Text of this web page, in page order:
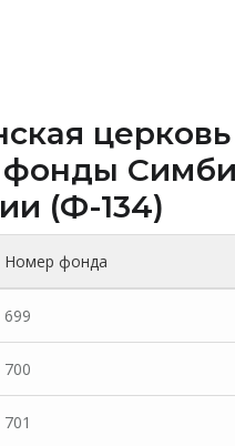
(Ф-134)
Номер фонда
699
700
701